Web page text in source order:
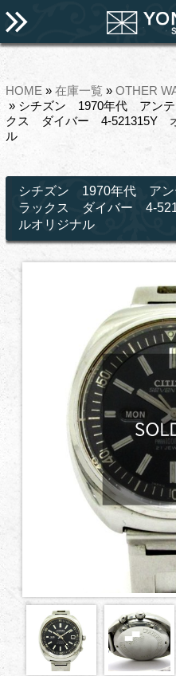
HOME » 在庫一覧 » OTHER
» シチズン 1970年代 アン
クス ダイバー 4-521315Y
ル
シチズン 1970年代 ア
ラックス ダイバー 4-
ルオリジナル